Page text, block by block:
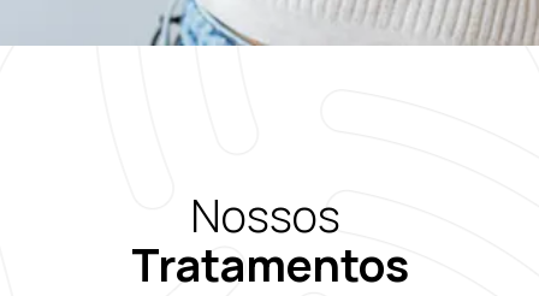
Nossos
Tratamentos